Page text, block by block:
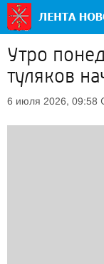
Утро
туляков
6 июля 2026, 09:58